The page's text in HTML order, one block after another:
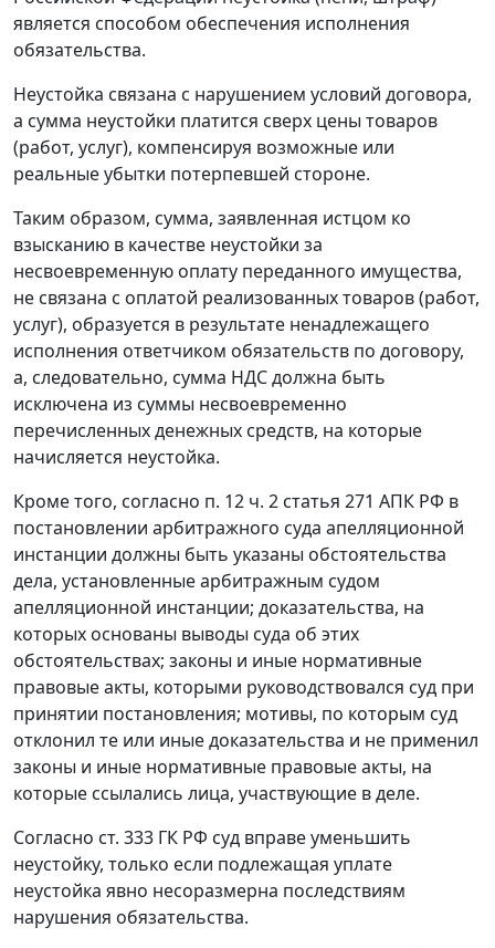
является способом обеспечения исполнения
обязательства.
Неустойка связана с нарушением условий договора,
а сумма неустойки платится сверх цены товаров
(работ, услуг), компенсируя возможные или
реальные убытки потерпевшей стороне.
Таким образом, сумма, заявленная истцом ко
взысканию в качестве неустойки за
несвоевременную оплату переданного имущества,
не связана с оплатой реализованных товаров (работ,
услуг), образуется в результате ненадлежащего
исполнения ответчиком обязательств по договору,
а, следовательно, сумма НДС должна быть
исключена из суммы несвоевременно
перечисленных денежных средств, на которые
начисляется неустойка.
Кроме того, согласно п. 12 ч. 2 статья 271 АПК РФ в
постановлении арбитражного суда апелляционной
инстанции должны быть указаны обстоятельства
дела, установленные арбитражным судом
апелляционной инстанции; доказательства, на
которых основаны выводы суда об этих
обстоятельствах; законы и иные нормативные
правовые акты, которыми руководствовался суд при
принятии постановления; мотивы, по которым суд
отклонил те или иные доказательства и не применил
законы и иные нормативные правовые акты, на
которые ссылались лица, участвующие в деле.
Согласно ст. 333 ГК РФ суд вправе уменьшить
неустойку, только если подлежащая уплате
неустойка явно несоразмерна последствиям
нарушения обязательства.